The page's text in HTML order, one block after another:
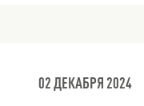
02 ДЕКАБРЯ 2024